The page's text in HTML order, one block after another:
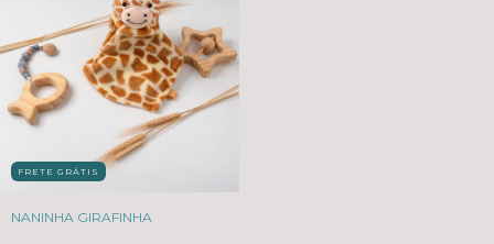
FRETE GRÁTIS
NANINHA GIRAFINHA